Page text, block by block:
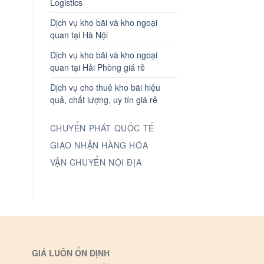
Dịch vụ kho bãi và kho ngoại
quan tại Hà Nội
Dịch vụ kho bãi và kho ngoại
quan tại Hải Phòng giá rẻ
Dịch vụ cho thuê kho bãi hiệu
quả, chất lượng, uy tín giá rẻ
CHUYỂN PHÁT QUỐC TẾ
GIAO NHẬN HÀNG HÓA
VẬN CHUYỂN NỘI ĐỊA
GIÁ LUÔN ỔN ĐỊNH